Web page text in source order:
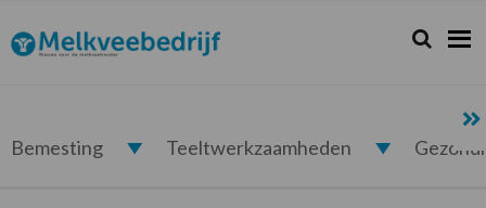
de
hoofdnavigatie
de
hoofd
de
eerste
de
voettekst
Melkveebedrijf.nl Zoeken...
Zoek
Bemesting Teeltwerkzaamheden